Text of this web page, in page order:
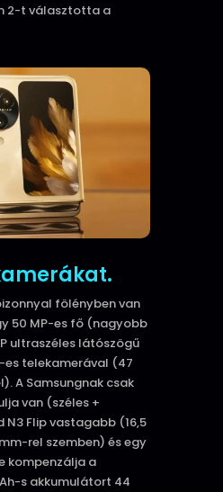
2-t választotta a
fölényben van
50 MP-es fő (nagyobb
ultraszéles látószögű
es telekamerával (47
A Samsungnak csak
van (széles +
N3 Flip vastagabb (16,5
rel szemben) és egy
kompenzálja a
s akkumulátort 44